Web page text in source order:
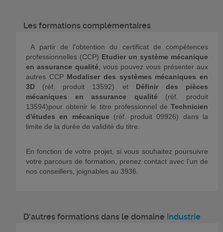
Les formations complémentaires
A partir de l'obtention du certificat de compétences
professionnelles (CCP) Etudier un système mécanique
en assurance qualité , vous pouvez vous présenter aux
autres CCP Modaliser des systèmes mécaniques en
3D (réf. produit 13592) et Définir des pièces
mécaniques en assurance qualité (réf. produit
13594)pour obtenir le titre professionnel de Technicien
d'études en mécanique (réf. produit 09926) dans la
limite de la durée de validité du titre.
En fonction de votre projet, si vous souhaitez poursuivre
votre parcours de formation, prenez contact avec l’un de
nos conseillers, joignables au 3936.
D'autres formations dans le domaine Industrie